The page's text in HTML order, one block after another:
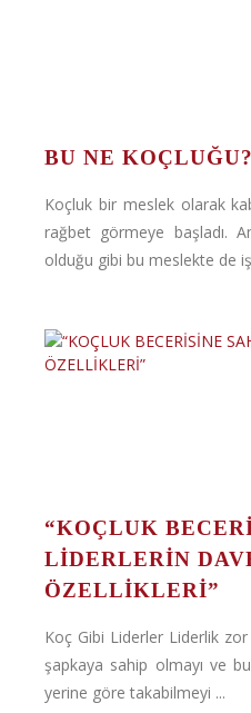
BU NE KOÇLUĞU?
Koçluk bir meslek olarak
rağbet görmeye başladı.
olduğu gibi bu meslekte de
“KOÇLUK
LİDERLERİN
ÖZELLİKLERİ”
Koç Gibi Liderler Liderlik
şapkaya sahip olmayı ve
yerine göre takabilmeyi ...